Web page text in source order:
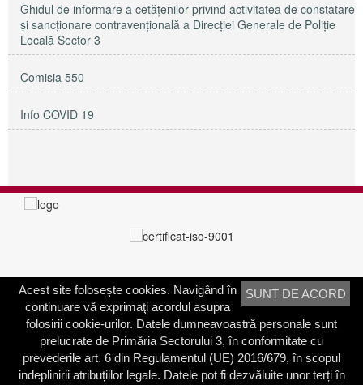
Ghidul de informare a cetățenilor privind activitatea de constatare
și sancționare contravențională a Direcției Generale de Poliție
Locală Sector 3
Comisia 550
Info COVID 19
PRIMĂRIA SECTORULUI 3
Adresa:Calea Dudeşti nr. 191
Bucureşti, Sector 3, România
Contactați-ne
SUNT DE ACORD
Acest site foloseşte cookies. Navigând în
continuare vă exprimaţi acordul asupra
folosirii cookie-urilor. Datele dumneavoastră personale sunt
prelucrate de Primăria Sectorului 3, în conformitate cu
prevederile art. 6 din Regulamentul (UE) 2016/679, în scopul
indeplinirii atribuțiilor legale. Datele pot fi dezvăluite unor terți în